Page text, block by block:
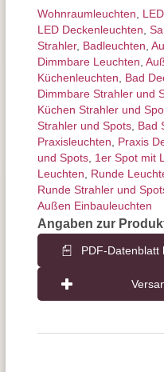
Wohnraum­leuchten
LED Deckenleuchten
Strahler, Badleuchten
Dimmbare Leuchten
Küchenleuchten
Bad
Dimmbare Strahler und
Küchen Strahler und
Strahler und Spots Bad
Praxisleuchten
Praxis
und Spots 1er Spot mit
Leuchten
Runde
Runde Strahler und
Außen Einbauleuchten
Angaben zur
PDF-Datenblatt